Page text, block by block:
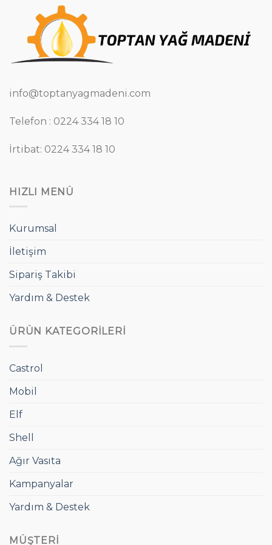
info@toptanyagmadeni.com
Telefon : 0224 334 18 10
İrtibat: 0224 334 18 10
HIZLI MENÜ
Kurumsal
İletişim
Sipariş Takibi
Yardım & Destek
ÜRÜN KATEGORILERI
Castrol
Mobil
Elf
Shell
Ağır Vasıta
Kampanyalar
Yardım & Destek
MÜŞTERI